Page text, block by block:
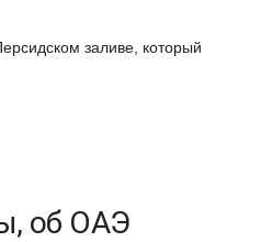
заливе, который
об ОАЭ